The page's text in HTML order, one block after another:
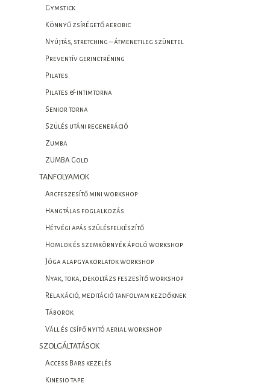
Gymstick
Könnyű zsírégető aerobic
Nyújtás, stretching – átmenetileg szünetel
Preventív gerinctréning
Pilates
Pilates & intimtorna
Senior torna
Szülés utáni regeneráció
Zumba
ZUMBA Gold
TANFOLYAMOK
Arcfeszesítő mini workshop
Hangtálas foglalkozás
Hétvégi apás szülésfelkészítő
Homlok és szemkörnyék ápoló workshop
Jóga alapgyakorlatok workshop
Nyak, toka, dekoltázs feszesítő workshop
Relaxáció, meditáció tanfolyam kezdőknek
Táborok
Váll és csípő nyitó aerial workshop
SZOLGÁLTATÁSOK
Access Bars kezelés
Kinesio tape